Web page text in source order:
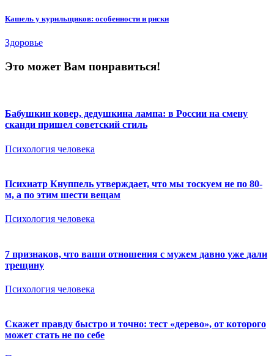
Кашель у курильщиков: особенности и риски
Здоровье
Это может Вам понравиться!
Бабушкин ковер, дедушкина лампа: в России на смену
сканди пришел советский стиль
Психология человека
Психиатр Кнуппель утверждает, что мы тоскуем не по 80-
м, а по этим шести вещам
Психология человека
7 признаков, что ваши отношения с мужем давно уже дали
трещину
Психология человека
Скажет правду быстро и точно: тест «дерево», от которого
может стать не по себе